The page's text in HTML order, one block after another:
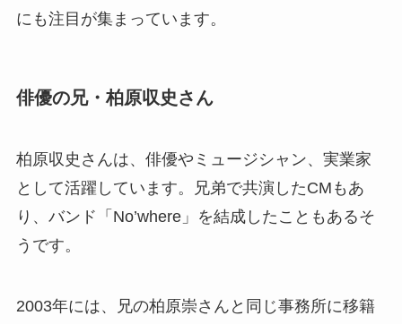
にも注目が集まっています。
俳優の兄・柏原収史さん
柏原収史さんは、俳優やミュージシャン、実業家
として活躍しています。兄弟で共演したCMもあ
り、バンド「No’where」を結成したこともあるそ
うです。
2003年には、兄の柏原崇さんと同じ事務所に移籍